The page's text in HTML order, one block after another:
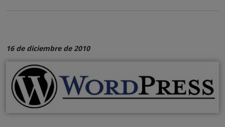
16 de diciembre de 2010